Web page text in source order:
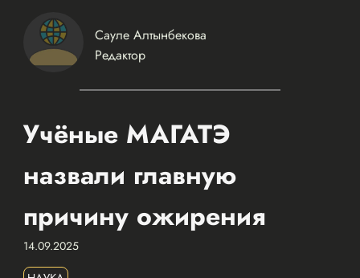
Сауле Алтынбекова
Редактор
Учёные МАГАТЭ
назвали главную
причину ожирения
14.09.2025